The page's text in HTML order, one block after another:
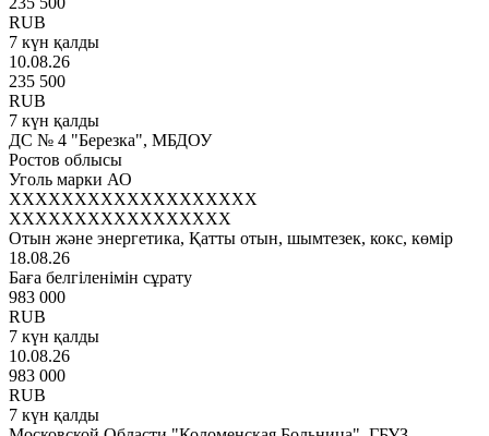
RUB
7 күн қалды
10.08.26
235 500
RUB
7 күн қалды
ДС № 4 "Березка", МБДОУ
Ростов облысы
Уголь марки АО
XXXXXXXXXXXXXXXXXXX
XXXXXXXXXXXXXXXXX
Отын және энергетика, Қатты отын, шымтезек, кокс, көмір
18.08.26
Баға белгіленімін сұрату
983 000
RUB
7 күн қалды
10.08.26
983 000
RUB
7 күн қалды